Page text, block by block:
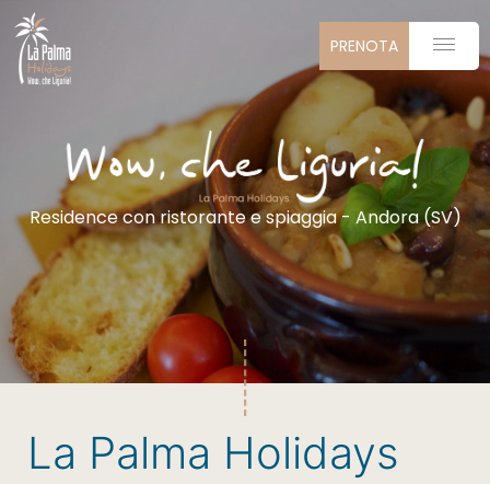
Residence con ristorante e spiaggia - Andora (SV)
PRENOTA
La Palma Holidays